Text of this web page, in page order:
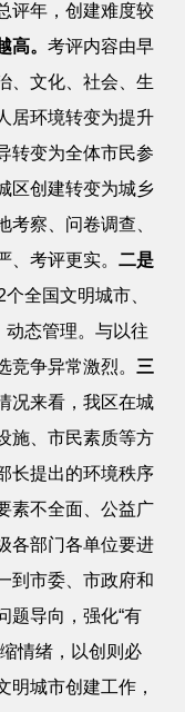
评年，创建难度较
高。 考评内容由早
、文化、社会、生
居环境转变为提升
转变为全体市民参
区创建转变为城乡
察、问卷调查、
考评更实。 二是
个全国文明城市、
态管理。与以往
争异常激烈。 三
况来看，我区在城
施、市民素质等方
长提出的环境秩序
素不全面、公益广
各部门各单位要进
到市委、市政府和
题导向，强化“有
情绪，以创则必
明城市创建工作，